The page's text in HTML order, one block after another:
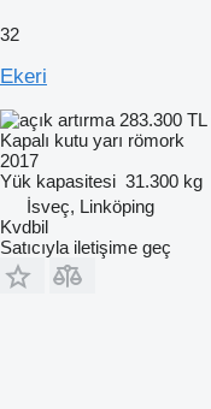
32
Ekeri
283.300 TL
Kapalı kutu yarı römork
2017
Yük kapasitesi 31.300 kg
İsveç, Linköping
Kvdbil
Satıcıyla iletişime geç